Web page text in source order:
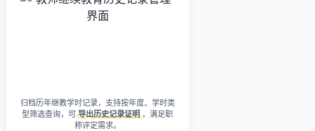
归档历年继教学时记录，支持按年度、学时类
型筛选查询，可 导出历史记录证明 ，满足职
称评定需求。